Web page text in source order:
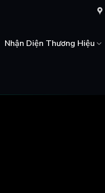
Nhận Diện Thương Hiệu